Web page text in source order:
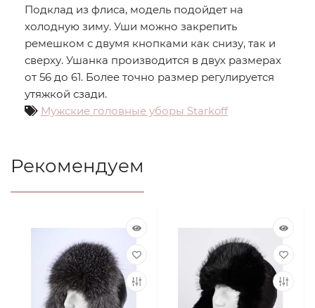
Подклад из флиса, модель подойдет на
холодную зиму. Уши можно закрепить
ремешком с двумя кнопками как снизу, так и
сверху. Ушанка производится в двух размерах
от 56 до 61. Более точно размер регулируется
утяжкой сзади.
Мужские головные уборы Starkoff
Рекомендуем